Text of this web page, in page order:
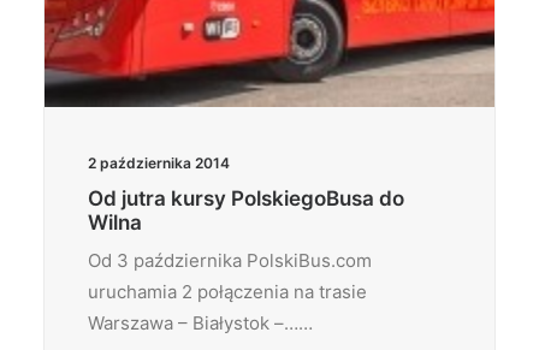
2 października 2014
Od jutra kursy PolskiegoBusa do
Wilna
Od 3 października PolskiBus.com
uruchamia 2 połączenia na trasie
Warszawa – Białystok –……